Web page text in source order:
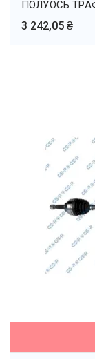
ПОЛУОСЬ
3 242,05 ₴